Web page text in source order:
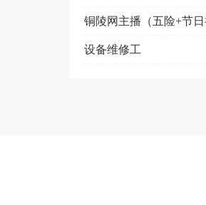
铜陵网主播（五险+节日
设备维修工